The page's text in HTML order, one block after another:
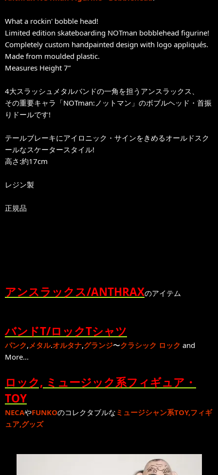
What a rockin' bobble head!
Limited edition skateboarding NOTman bobblehead figurine!
Completely custom handpainted design with logo appliqués.
Made from moulded plastic.
Measures Height 7”
4大スラッシュメタルバンドの一角を担うアンスラックス、
その重要キャラ「NOTman:ノットマン」のボブルヘッド・首振
りドールです!
テールブレーキにアイロニック・サインをきめるオールドスク
ールなスケータースタイル!
高さ:約17cm
レジン製
正規品
アンスラックス/ANTHRAXのアイテム
バンドT/ロックTシャツ
パンク, メタル.オルタナ,グランジ〜クラシック ロック and
More...
ロック, ミュージック系フィギュア・
TOY
NECAやFUNKOのコレクタブルな ミュージシャン系TOY,フィギ
ュア,グッズ